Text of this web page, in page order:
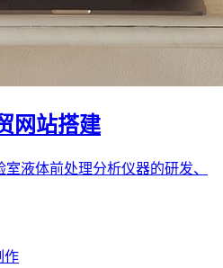
网站搭建
液体前处理分析仪器的研发、
作